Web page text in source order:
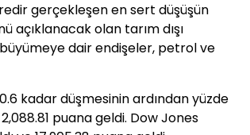
gerçekleşen en sert düşüşün
açıklanacak olan tarım dışı
dair endişeler, petrol ve
kadar düşmesinin ardından yüzde
puana geldi. Dow Jones